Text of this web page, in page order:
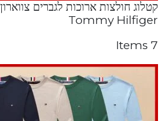
קטלוג חולצות ארוכות לגברים
Tommy Hilfiger
7 Items